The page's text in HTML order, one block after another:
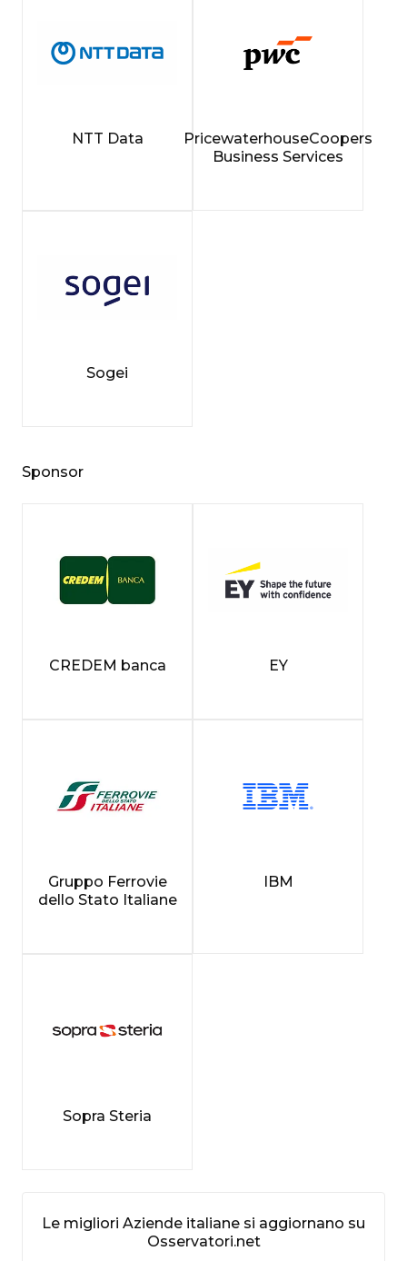
Le migliori Aziende italiane si aggiornano su
Osservatori.net
NTT Data
PricewaterhouseCoopers
Business Services
Sogei
Sponsor
CREDEM banca EY
Gruppo Ferrovie
dello Stato Italiane
IBM
Sopra Steria